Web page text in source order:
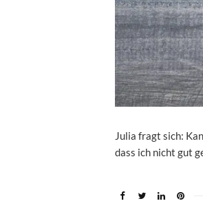
Julia fragt sich:
dass ich nicht gut